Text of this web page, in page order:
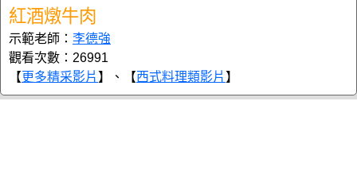
紅酒燉牛肉
示範老師： 李德強
觀看次數：26991
【更多精采影片 】、【西式料理類影片 】